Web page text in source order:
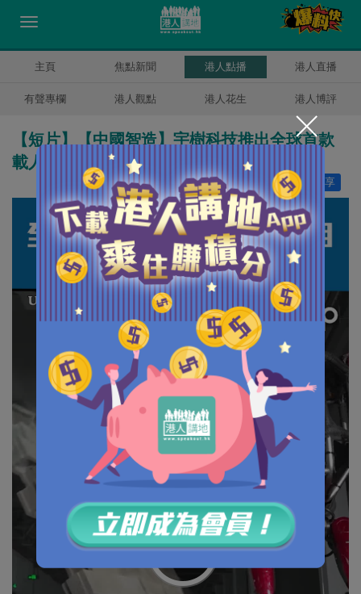
主頁 焦點新聞 港人點播 港人直播
有聲專欄 港人觀點 港人花生 港人博評
【短片】【中國智造】宇樹科技推出全球首款
載人變形機甲 可變身、一拳擊倒牆壁！
分享
讚好 6